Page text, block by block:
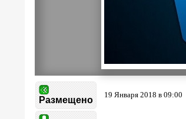
Размещено
19 Января 2018 в 09:00